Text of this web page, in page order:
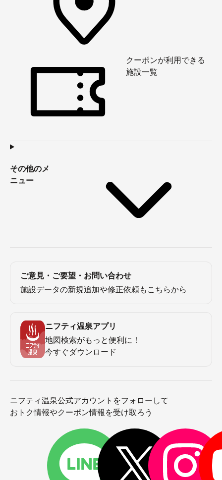
クーポンが利用できる
施設一覧
その他のメ
ニュー
ご意見・ご要望・お問い合わせ
施設データの新規追加や修正依頼もこちらから
ニフティ温泉アプリ
地図検索がもっと便利に！
今すぐダウンロード
ニフティ温泉公式アカウントをフォローして
おトク情報やクーポン情報を受け取ろう